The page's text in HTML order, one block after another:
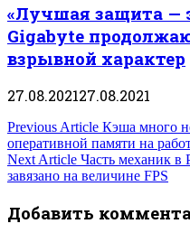
«Лучшая защита —
Gigabyte
взрывной характер
27.08.202127.08.2021
Навигация
по
записям
Previous Article Кэша много
оперативной памяти на
Next Article Часть механик в
завязано на величине FPS
Добавить